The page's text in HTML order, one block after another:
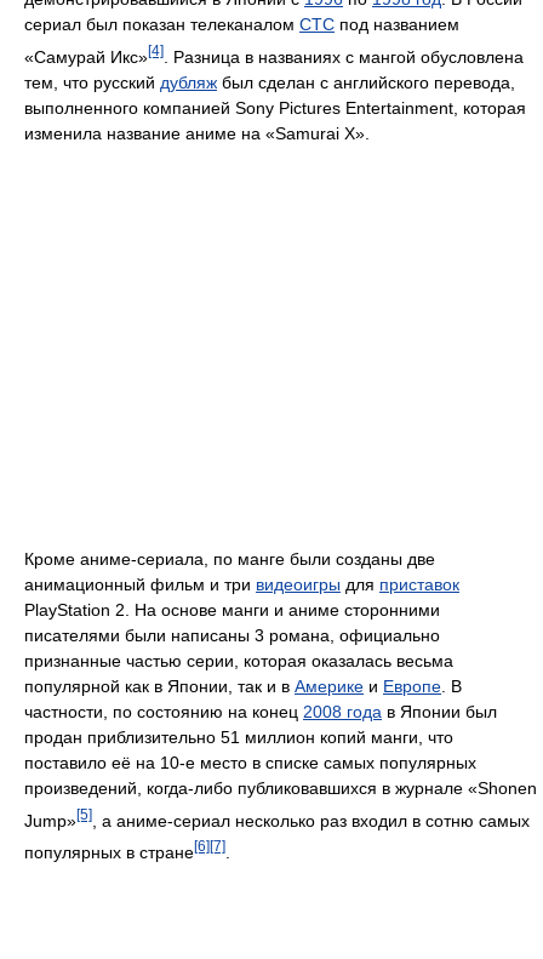
сериал был показан телеканалом СТС под названием
«Самурай Икс»[4]
. Разница в названиях с мангой обусловлена
тем, что русский дубляж был сделан с английского перевода,
выполненного компанией Sony Pictures Entertainment, которая
изменила название аниме на «Samurai X».
Кроме аниме-сериала, по манге были созданы две
анимационный фильм и три видеоигры для приставок
PlayStation 2. На основе манги и аниме сторонними
писателями были написаны 3 романа, официально
признанные частью серии, которая оказалась весьма
популярной как в Японии, так и в Америке и Европе . В
частности, по состоянию на конец 2008 года в Японии был
продан приблизительно 51 миллион копий манги, что
поставило её на 10-е место в списке самых популярных
произведений, когда-либо публиковавшихся в журнале «Shonen
Jump»[5]
, а аниме-сериал несколько раз входил в сотню самых
популярных в стране[6] [7]